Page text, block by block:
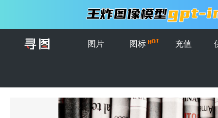
图片 图标 充值